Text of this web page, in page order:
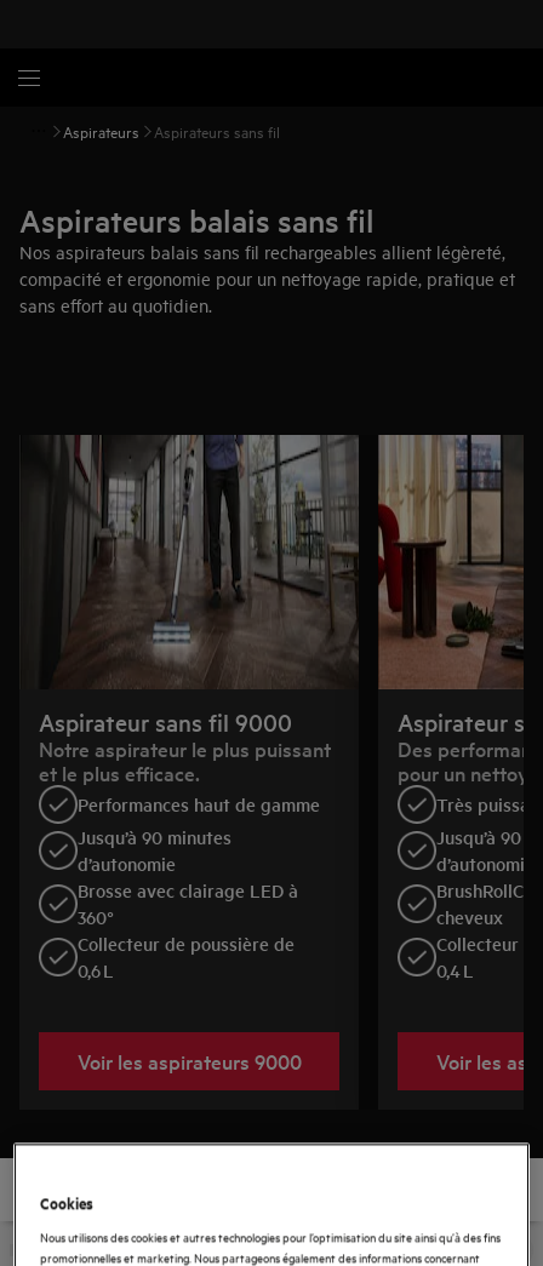
Aspirateurs Aspirateurs sans fil
Aspirateurs balais sans fil
Nos aspirateurs balais sans fil rechargeables allient légèreté,
compacité et ergonomie pour un nettoyage rapide, pratique et
sans effort au quotidien.
Aspirateur sans fil 9000
Notre aspirateur le plus puissant
et le plus efficace.
Performances haut de gamme
Jusqu’à 90 minutes
d’autonomie
Brosse avec clairage LED à
360°
Collecteur de poussière de
0,6 L
Voir les aspirateurs 9000
Aspirateur
Des
pour un
Très
Jusqu’à 90
d’autonomie
cheveux
Collecteur
0,4 L
Voir les
Cookies
Nous utilisons des cookies et autres technologies pour l’optimisation du site ainsi qu’à des fins
promotionnelles et marketing. Nous partageons également des informations concernant